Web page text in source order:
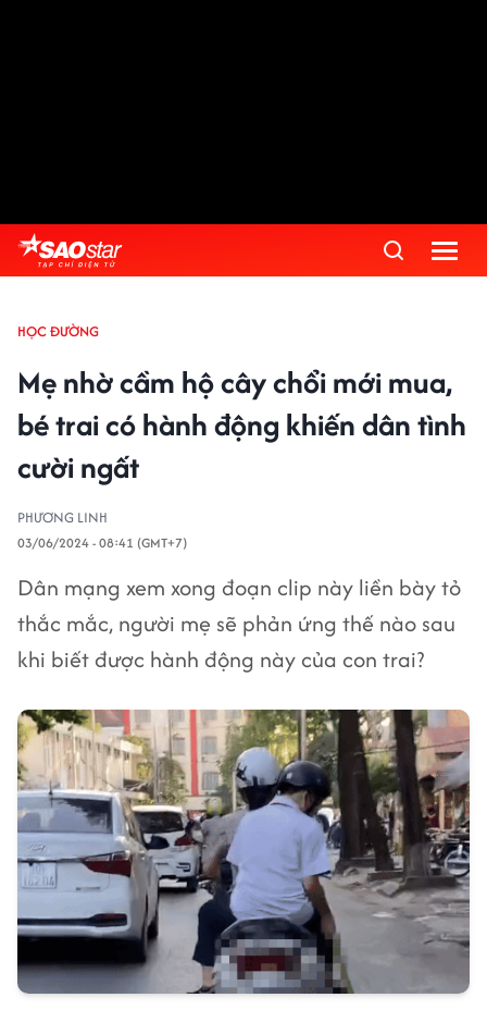
HỌC ĐƯỜNG
Mẹ nhờ cầm hộ cây chổi mới mua,
bé trai có hành động khiến dân tình
cười ngất
PHƯƠNG LINH
03/06/2024 - 08:41 (GMT+7)
Dân mạng xem xong đoạn clip này liền bày tỏ
thắc mắc, người mẹ sẽ phản ứng thế nào sau
khi biết được hành động này của con trai?